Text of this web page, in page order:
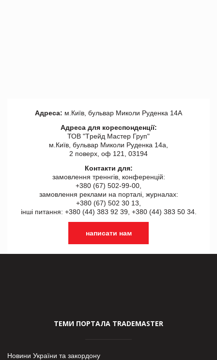
Адреса: м.Київ, бульвар Миколи Руденка 14А
Адреса для кореспонденції:
ТОВ "Tрейд Мастер Груп"
м.Київ, бульвар Миколи Руденка 14а,
2 поверх, оф 121, 03194
Контакти для:
замовлення треннгів, конференцій:
+380 (67) 502-99-00,
замовлення реклами на порталі, журналах:
+380 (67) 502 30 13,
інші питання: +380 (44) 383 92 39, +380 (44) 383 50 34.
написати нам
ТЕМИ ПОРТАЛА TRADEMASTER
Новини України та закордону